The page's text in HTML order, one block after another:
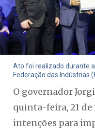
Ato foi realizado durante
Federação das Indústrias
O governador
quinta-feira, 21
intenções para